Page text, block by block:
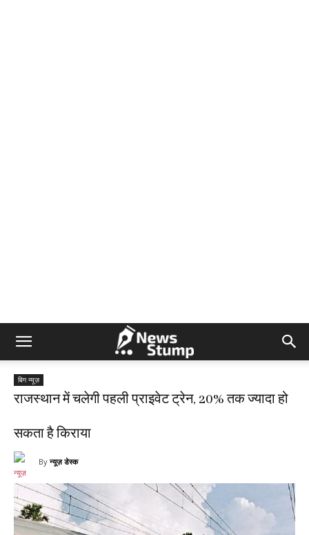
बिग न्यूज़
राजस्थान में चलेगी पहली प्राइवेट ट्रेन, 20% तक ज्यादा हो
सकता है किराया
By न्यूज़ डेस्क